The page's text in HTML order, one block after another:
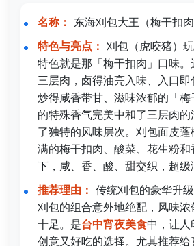
名称： 东海刈包大王（梅干扣肉
特色与亮点： 刈包（虎咬猪）
特色就是那「梅干扣肉」口味
三层肉，卤得油亮入味、入口
炒得咸香带甘、滋味浓郁的「
的特殊香气完美中和了三层肉
了独特的风味层次。刈包面皮
满的梅干扣肉、酸菜、花生粉和
下，咸、香、酸、甜交织，超级
推荐理由： 传统刈包的豪华升
刈包的组合意外地绝配，风味
十足。是台中宵夜美食中，让人
创意又好吃的选择。尤其推荐